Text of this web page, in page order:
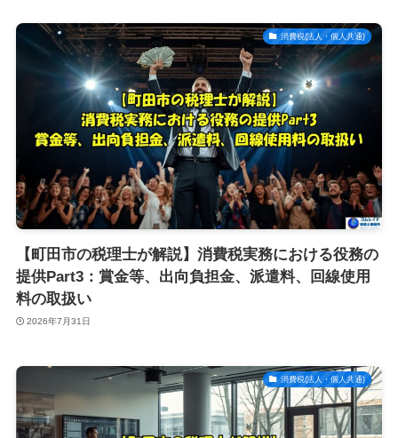
消費税(法人・個人共通)
【町田市の税理士が解説】消費税実務における役務の
提供Part3：賞金等、出向負担金、派遣料、回線使用
料の取扱い
2026年7月31日
消費税(法人・個人共通)